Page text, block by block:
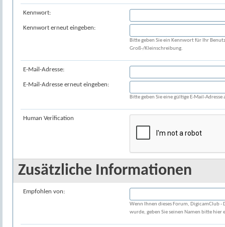
Kennwort:
Kennwort erneut eingeben:
Bitte geben Sie ein Kennwort für Ihr
Groß-/Kleinschreibung.
E-Mail-Adresse:
E-Mail-Adresse erneut eingeben:
Bitte geben Sie eine gültige E-Mail-Adresse
Human Verification
Zusätzliche Informationen
Empfohlen von:
Wenn Ihnen dieses Forum, DigicamClub
wurde, geben Sie seinen Namen bitte hier